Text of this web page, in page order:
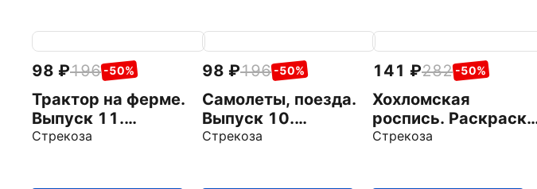
98 196 -50%
Трактор на ферме.
Выпуск 11.
Раскраска с
Стрекоза
98 196 -50%
Самолеты, поезда.
Выпуск 10.
Раскраска с
Стрекоза
141 282 -50%
Хохломская
роспись. Раскраска
с наклейками
Стрекоза